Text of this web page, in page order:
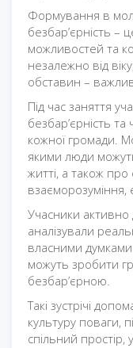
Формування в
безбар’єрність –
можливостей та
незалежно від
обставин –
Під час заняття
безбар’єрність
кожної громади.
якими люди
житті, а також
взаєморозуміння,
Учасники
аналізували
власними думками
можуть зробити
безбар’єрною.
Такі зустрічі
культуру поваги,
спільний